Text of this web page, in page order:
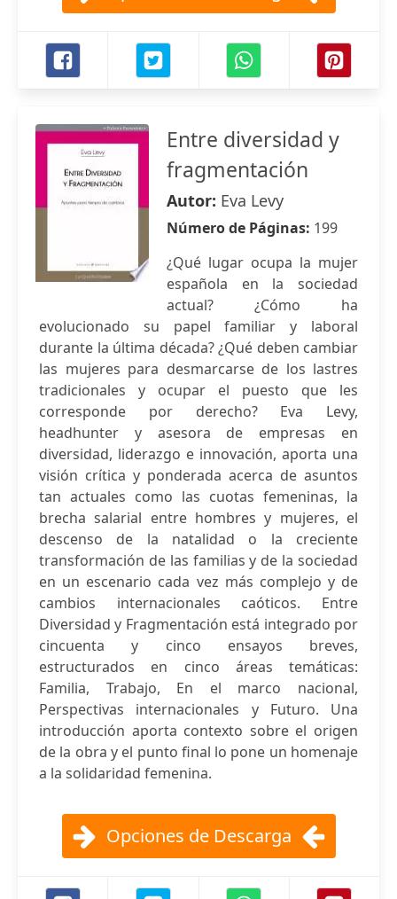
Entre diversidad y
fragmentación
Autor: Eva Levy
Número de Páginas: 199
¿Qué lugar ocupa la mujer
española en la sociedad
actual? ¿Cómo ha
evolucionado su papel familiar y laboral
durante la última década? ¿Qué deben cambiar
las mujeres para desmarcarse de los lastres
tradicionales y ocupar el puesto que les
corresponde por derecho? Eva Levy,
headhunter y asesora de empresas en
diversidad, liderazgo e innovación, aporta una
visión crítica y ponderada acerca de asuntos
tan actuales como las cuotas femeninas, la
brecha salarial entre hombres y mujeres, el
descenso de la natalidad o la creciente
transformación de las familias y de la sociedad
en un escenario cada vez más complejo y de
cambios internacionales caóticos. Entre
Diversidad y Fragmentación está integrado por
cincuenta y cinco ensayos breves,
estructurados en cinco áreas temáticas:
Familia, Trabajo, En el marco nacional,
Perspectivas internacionales y Futuro. Una
introducción aporta contexto sobre el origen
de la obra y el punto final lo pone un homenaje
a la solidaridad femenina.
Opciones de Descarga